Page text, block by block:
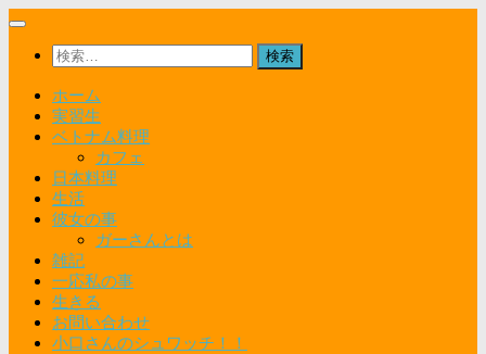
コ
検
索:
ホーム
実習生
ベトナム料理
カフェ
日本料理
生活
彼女の事
ガーさんとは
雑記
一応私の事
生きる
お問い合わせ
小口さんのシュワッチ！！